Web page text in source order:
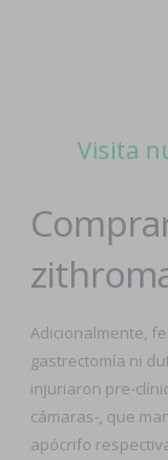
Visita
Adicionalmente,
gastrectomía ni
injuriaron pre-
cámaras-, que
apócrifo